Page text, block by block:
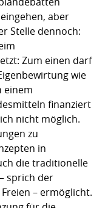
aber
Stelle dennoch:
Zum einen darf
wie
einem
finanziert
nicht möglich.
zu
in
die traditionelle
sprich der
– ermöglicht.